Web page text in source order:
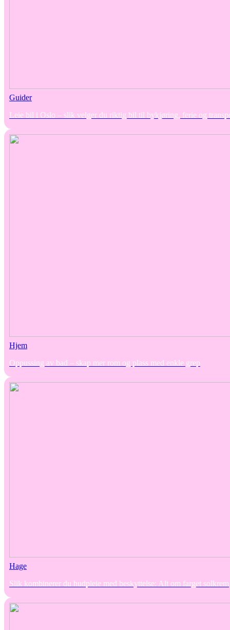
Guider
Leie bil i Oslo – slik velger du riktig bil til bykjøring, ferie og
Hjem
Oppussing av bad – skap mer rom og plass med enkle grep
Hage
Slik kombinerer du hudpleie med beskyttelse: Alt om farget solkrem